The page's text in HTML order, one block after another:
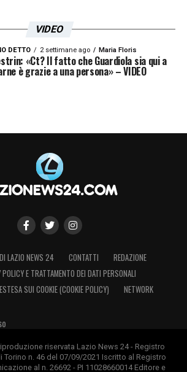
VIDEO
DETTO 2 settimane ago Maria Floris
«Ct? Il fatto che Guardiola sia qui a
è grazie a una persona» – VIDEO
LAZIO NEWS 24 CONTATTI
REDAZIONE
E TRATTAMENTO DEI DATI PERSONALI
SUI COOKIE (COOKIE POLICY)
NETWORK
riservata Lazio News 24 - Registro
Torino n. 46 del 07/09/2021 Iscritto al Registro
al n. 26692 - PI 11028660014 Editore e